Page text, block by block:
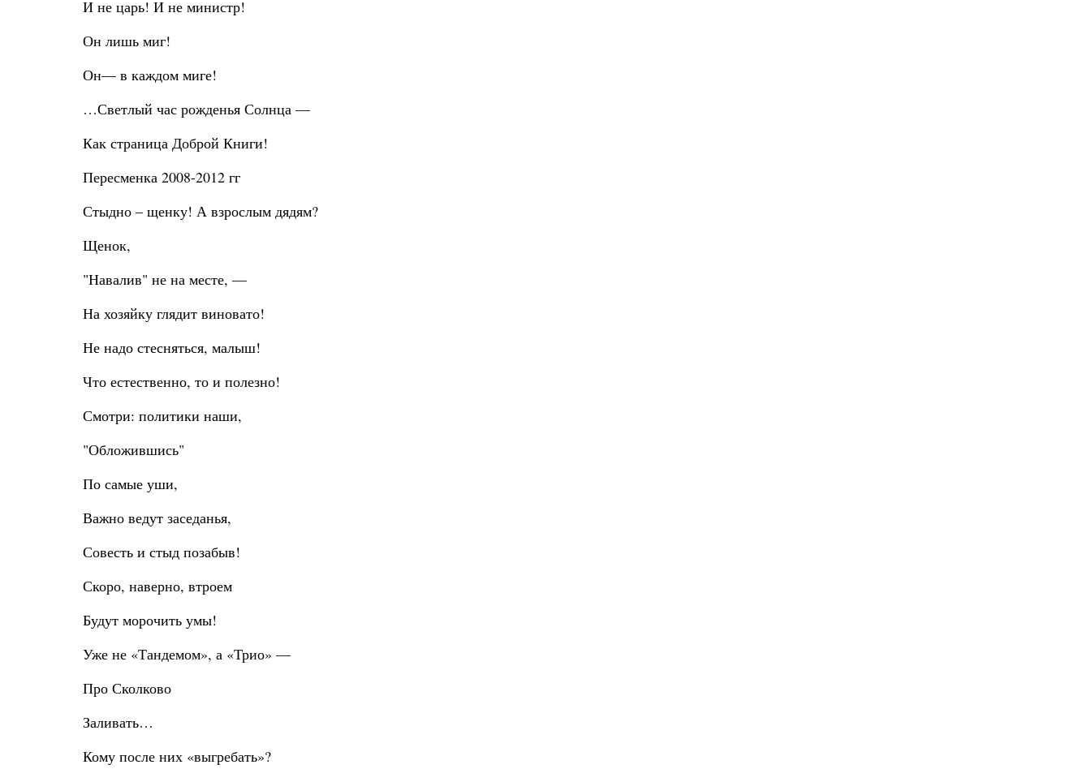
И не царь! И не министр!
Он лишь миг!
Он— в каждом миге!
…Светлый час рожденья Солнца —
Как страница Доброй Книги!
Пересменка 2008-2012 гг
Стыдно – щенку! А взрослым дядям?
Щенок,
"Навалив" не на месте, —
На хозяйку глядит виновато!
Не надо стесняться, малыш!
Что естественно, то и полезно!
Смотри: политики наши,
"Обложившись"
По самые уши,
Важно ведут заседанья,
Совесть и стыд позабыв!
Скоро, наверно, втроем
Будут морочить умы!
Уже не «Тандемом», а «Трио» —
Про Сколково
Заливать…
Кому после них «выгребать»?